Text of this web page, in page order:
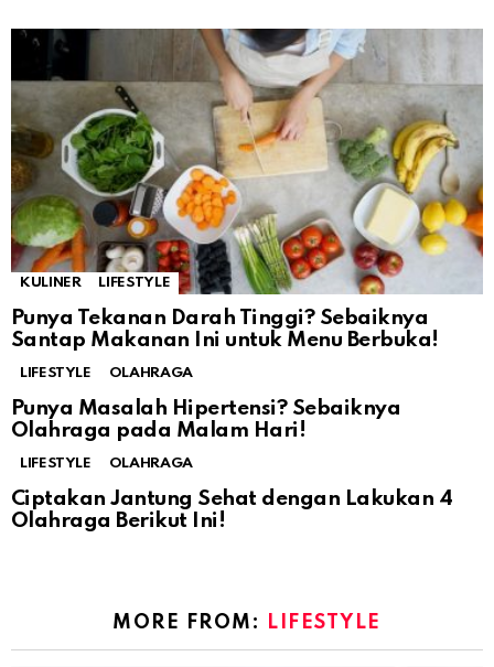
KULINER LIFESTYLE
Punya Tekanan Darah Tinggi? Sebaiknya
Santap Makanan Ini untuk Menu Berbuka!
LIFESTYLE OLAHRAGA
Punya Masalah Hipertensi? Sebaiknya
Olahraga pada Malam Hari!
LIFESTYLE OLAHRAGA
Ciptakan Jantung Sehat dengan Lakukan 4
Olahraga Berikut Ini!
MORE FROM: LIFESTYLE